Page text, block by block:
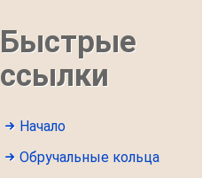
Быстрые
ссылки
Начало
Обручальные кольца